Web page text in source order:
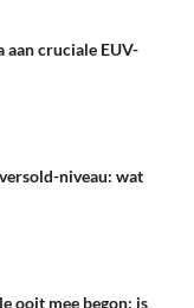
aan cruciale EUV-
niveau: wat
ooit mee begon: is